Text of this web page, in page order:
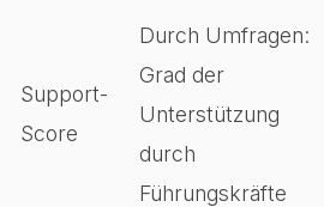
Support-
Score
Durch Umfragen:
Grad der
Unterstützung
durch
Führungskräfte